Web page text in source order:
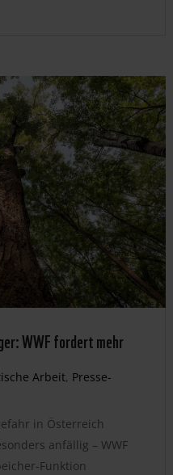
WWF fordert mehr
Arbeit, Presse-
in Österreich
anfällig – WWF
Funktion